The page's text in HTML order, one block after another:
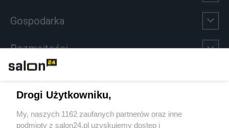
Gospodarka
Rozmaitości
Sport
Drogi Użytkowniku,
My, naszych 1162 zaufanych partnerów oraz inne
podmioty z salon24.pl uzyskujemy dostęp i